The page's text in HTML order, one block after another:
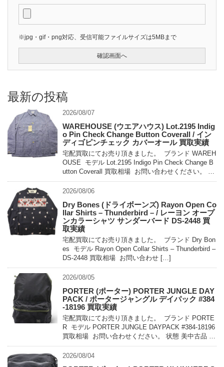
※jpg・gif・png対応、受信可能ファイルサイズは5MBまで
最新の投稿
2026/08/07
WAREHOUSE (ウエアハウス) Lot.2195 Indig
o Pin Check Change Button Coverall / イン
ディゴピンチェック カバーオール 買取実績
宅配買取にてお売り頂きました。 ブランド WAREH
OUSE モデル Lot.2195 Indigo Pin Check Change B
utton Coverall 買取相場 お問い合わせください。 状
態 未使用 […]
2026/08/06
Dry Bones (ドライボーンズ) Rayon Open Co
llar Shirts – Thunderbird – / レーヨン オープ
ンカラーシャツ サンダーバード DS-2448 買
取実績
宅配買取にてお売り頂きました。 ブランド Dry Bon
es モデル Rayon Open Collar Shirts – Thunderbird –
DS-2448 買取相場 お問い合わせ […]
2026/08/05
PORTER (ポーター) PORTER JUNGLE DAY
PACK / ポータージャングル デイパック #384
-18196 買取実績
宅配買取にてお売り頂きました。 ブランド PORTE
R モデル PORTER JUNGLE DAYPACK #384-18196
買取相場 お問い合わせください。 状態 美中古品 軽
量でコンパクトに持ち運べるパッカ […]
2026/08/04